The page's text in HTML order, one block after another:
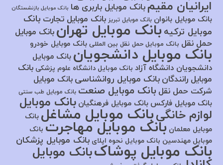
ایرانیان مقیم بانک موبایل باربری ها بانک موبایل بازنشستگان
بانک موبایل بانوان بانک موبایل تبریز بانک موبایل تجارت بانک
موبایل ترکیه بانک موبایل تهران بانک موبایل
حمل نقل بانک موبایل حمل نقل بین المللی بانک موبایل خودرو
بانک موبایل دانشجویان بانک موبایل
دانشجویان دانشگاه آزاد بانک موبایل دانشگاه علوم پزشکی بانک
موبایل رانندگان بانک موبایل روانشناسی بانک موبایل
شرکت حمل نقل بانک موبایل صنعت بانک موبایل طب سنتی
بانک موبایل فارکس بانک موبایل فرهنگیان بانک موبایل
لوازم خانگیبانک موبایل مشاغلبانک
موبایل معلمان بانک موبایل مهاجرت بانک
موبایل مهندسین بانک موبایل نحوه اپلای بانک موبایل پزشکان
بانک موبایل پوشاکبانک موبایل